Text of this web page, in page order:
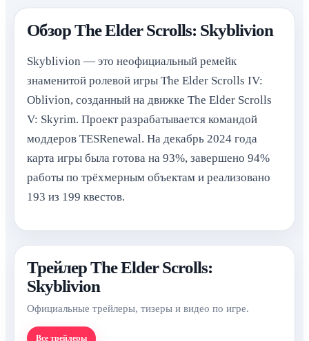
Обзор The Elder Scrolls: Skyblivion
Skyblivion — это неофициальный ремейк
знаменитой ролевой игры The Elder Scrolls IV:
Oblivion, созданный на движке The Elder Scrolls
V: Skyrim. Проект разрабатывается командой
моддеров TESRenewal. На декабрь 2024 года
карта игры была готова на 93%, завершено 94%
работы по трёхмерным объектам и реализовано
193 из 199 квестов.
Трейлер The Elder Scrolls:
Skyblivion
Официальные трейлеры, тизеры и видео по игре.
Все трейлеры